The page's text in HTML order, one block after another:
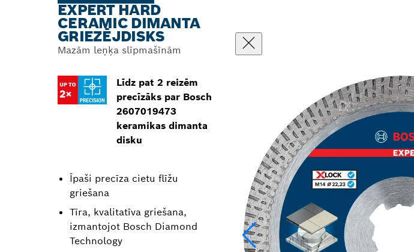
EXPERT HARD
CERAMIC DIMANTA
GRIEZĒJDISKS
Mazām leņķa slīpmašīnām
Līdz pat 2 reizēm
precīzāks par Bosch
2607019473
keramikas dimanta
disku
Īpaši precīza cietu flīžu
griešana
Tīra, kvalitatīva griešana,
izmantojot Bosch Diamond
Technology